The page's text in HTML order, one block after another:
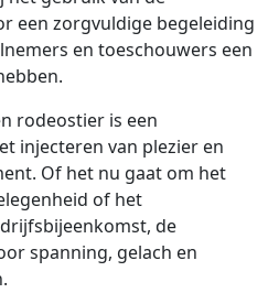
een zorgvuldige begeleiding
en toeschouwers een
rodeostier is een
injecteren van plezier en
Of het nu gaat om het
of het
de
spanning, gelach en